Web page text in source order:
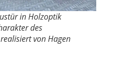
in Holzoptik
des
von Hagen